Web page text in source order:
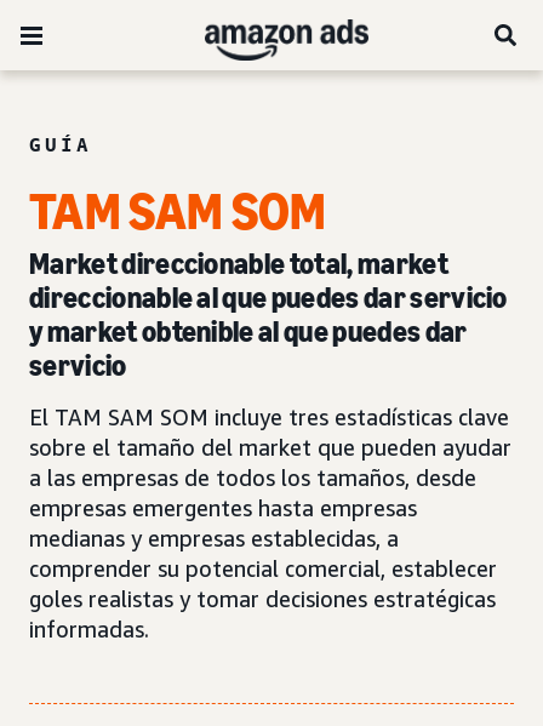
GUÍA
TAM SAM SOM
Market direccionable total, market
direccionable al que puedes dar servicio
y market obtenible al que puedes dar
servicio
El TAM SAM SOM incluye tres estadísticas clave
sobre el tamaño del market que pueden ayudar
a las empresas de todos los tamaños, desde
empresas emergentes hasta empresas
medianas y empresas establecidas, a
comprender su potencial comercial, establecer
goles realistas y tomar decisiones estratégicas
informadas.